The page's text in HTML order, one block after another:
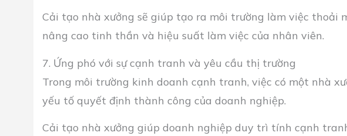
Cải tạo nhà xưởng sẽ giúp tạo ra môi trường làm việc thoải
nâng cao tinh thần và hiệu suất làm việc của nhân viên.
7. Ứng phó với sự cạnh tranh và yêu cầu thị trường
Trong môi trường kinh doanh cạnh tranh, việc có một nhà
yếu tố quyết định thành công của doanh nghiệp.
Cải tạo nhà xưởng giúp doanh nghiệp duy trì tính cạnh